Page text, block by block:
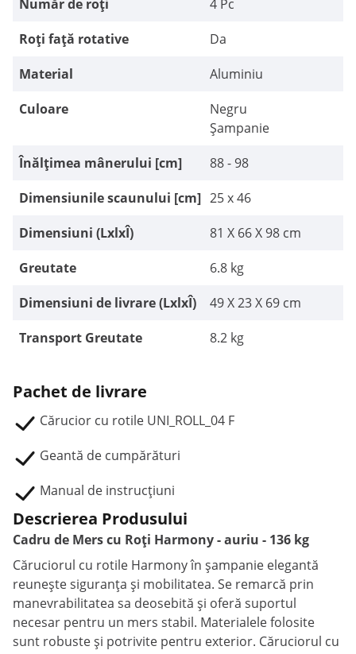
Număr de roți
4 Pc
Roți față rotative
Da
Material
Aluminiu
Culoare
Negru
Șampanie
Înălțimea mânerului [cm]
88 - 98
Dimensiunile scaunului [cm] 25 x 46
Dimensiuni (LxlxÎ)
81 X 66 X 98 cm
Greutate
6.8 kg
Dimensiuni de livrare (LxlxÎ)
49 X 23 X 69 cm
Transport Greutate
8.2 kg
Pachet de livrare
Cărucior cu rotile UNI_ROLL_04 F
Geantă de cumpărături
Manual de instrucțiuni
Descrierea Produsului
Cadru de Mers cu Roți Harmony - auriu - 136 kg
Căruciorul cu rotile Harmony în șampanie elegantă
reunește siguranța și mobilitatea. Se remarcă prin
manevrabilitatea sa deosebită și oferă suportul
necesar pentru un mers stabil. Materialele folosite
sunt robuste și potrivite pentru exterior. Căruciorul cu